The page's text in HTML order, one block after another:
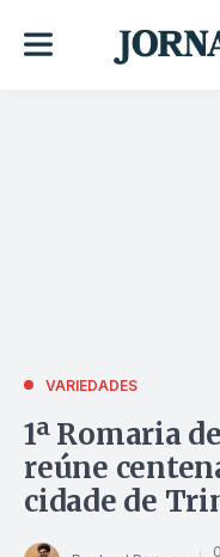
VARIEDADES
1ª Romaria
reúne
cidade de